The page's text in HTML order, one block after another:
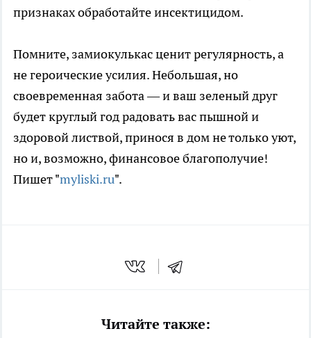
признаках обработайте инсектицидом.
Помните, замиокулькас ценит регулярность, а
не героические усилия. Небольшая, но
своевременная забота — и ваш зеленый друг
будет круглый год радовать вас пышной и
здоровой листвой, принося в дом не только уют,
но и, возможно, финансовое благополучие!
Пишет "myliski.ru".
Читайте также: